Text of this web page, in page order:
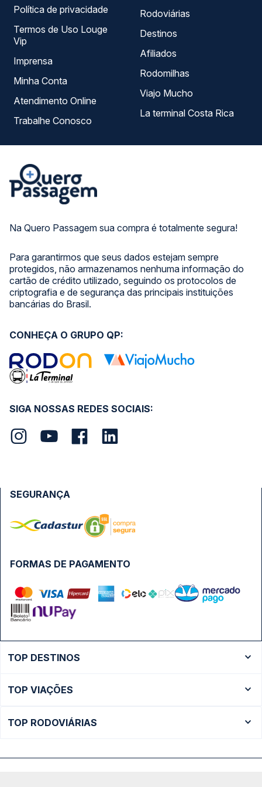
Na Quero Passagem sua compra é totalmente segura!
Para garantirmos que seus dados estejam sempre
protegidos, não armazenamos nenhuma informação do
cartão de crédito utilizado, seguindo os protocolos de
criptografia e de segurança das principais instituições
bancárias do Brasil.
Política de privacidade
Termos de Uso Louge
Vip
Imprensa
Minha Conta
Atendimento Online
Trabalhe Conosco
Rodoviárias
Destinos
Afiliados
Rodomilhas
Viajo Mucho
La terminal Costa Rica
SIGA NOSSAS REDES SOCIAIS:
CONHEÇA O GRUPO QP:
FORMAS DE PAGAMENTO
SEGURANÇA
TOP DESTINOS
Ônibus São Paulo
TOP VIAÇÕES
TOP RODOVIÁRIAS